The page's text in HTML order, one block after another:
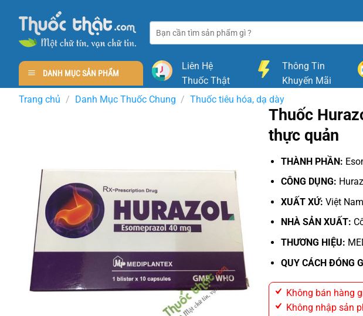
content
kiếm:
DANH MỤC SẢN PHẨM
Liên Hệ
Thuốc Thật
Thông Tin
Khuyến Mãi
Trang chủ / Danh Mục Thuốc Chung / Thuốc tiêu hóa, dạ dày
Thuốc
thực quản
THÀNH PHẦN:
CÔNG DỤNG:
XUẤT XỨ: Việt Nam
NHÀ SẢN XUẤT:
THƯƠNG HIỆU:
QUY CÁCH ĐÓNG
Không bán hàng
Không nhập sản